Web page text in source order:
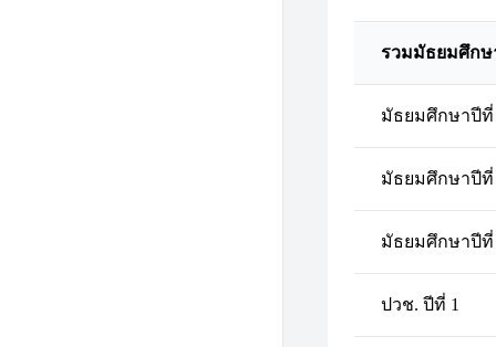
รวมมัธยมศึก
มัธยมศึกษาปีที่
มัธยมศึกษาปีที่
มัธยมศึกษาปีที่
ปวช. ปีที่ 1